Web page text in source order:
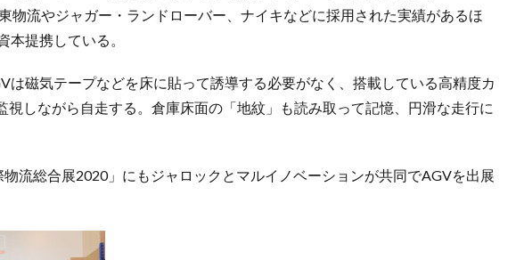
物流やジャガー・ランドローバー、ナイキなどに採用された実績があるほ
本提携している。
は磁気テープなどを床に貼って誘導する必要がなく、搭載している高精度カ
視しながら自走する。倉庫床面の「地紋」も読み取って記憶、円滑な走行に
流総合展2020」にもジャロックとマルイノベーションが共同でAGVを出展